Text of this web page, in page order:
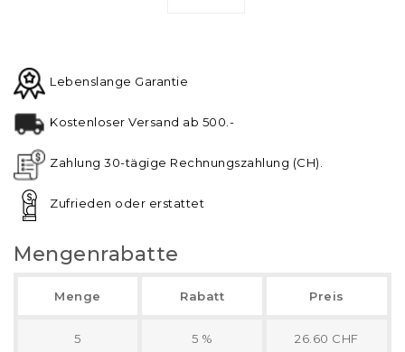
Lebenslange Garantie
Kostenloser Versand ab 500.-
Zahlung 30-tägige Rechnungszahlung (CH).
Zufrieden oder erstattet
Mengenrabatte
Menge Rabatt Preis
5 5 % 26.60 CHF